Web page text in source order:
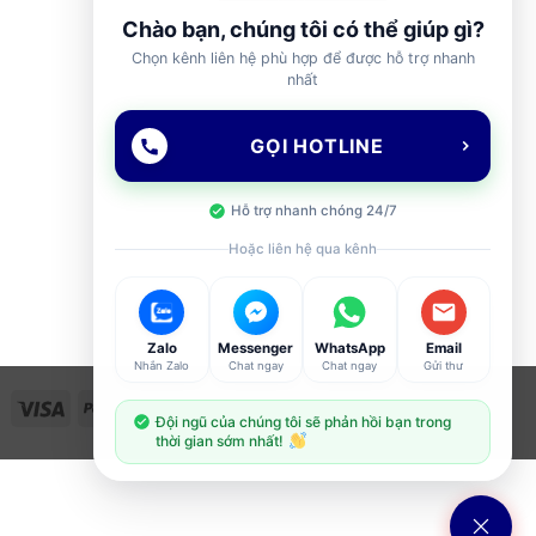
Visa PayPal Stripe MasterCard
Cash
On
Delivery
Chào bạn, chúng tôi có thể giúp gì?
Chọn kênh liên hệ phù hợp để được hỗ trợ nhanh
nhất
GỌI HOTLINE
Hỗ trợ nhanh chóng 24/7
Hoặc liên hệ qua kênh
Zalo
Nhắn Zalo
Messenger
Chat ngay
WhatsApp
Chat ngay
Email
Gửi thư
Đội ngũ của chúng tôi sẽ phản hồi bạn trong
thời gian sớm nhất!